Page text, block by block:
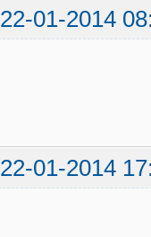
22-01-2014
22-01-2014